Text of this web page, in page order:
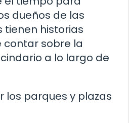
dueños de las
tienen historias
contar sobre la
a lo largo de
los parques y plazas